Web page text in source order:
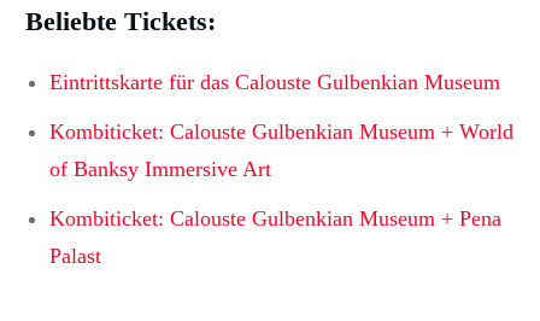
Beliebte Tickets:
Eintrittskarte für das Calouste Gulbenkian Museum
Kombiticket: Calouste Gulbenkian Museum + World
of Banksy Immersive Art
Kombiticket: Calouste Gulbenkian Museum + Pena
Palast